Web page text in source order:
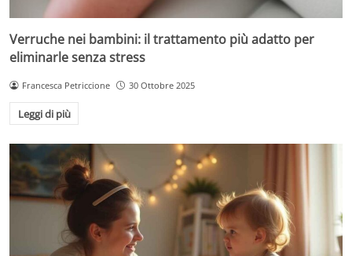
Verruche nei bambini: il trattamento più adatto per
eliminarle senza stress
Francesca Petriccione 30 Ottobre 2025
Leggi di più